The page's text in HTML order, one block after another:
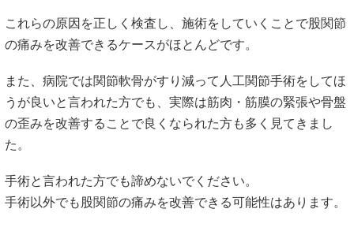
これらの原因を正しく検査し、施術をしていくことで股関節
の痛みを改善できるケースがほとんどです。
また、病院では関節軟骨がすり減って人工関節手術をしてほ
うが良いと言われた方でも、実際は筋肉・筋膜の緊張や骨盤
の歪みを改善することで良くなられた方も多く見てきまし
た。
手術と言われた方でも諦めないでください。
手術以外でも股関節の痛みを改善できる可能性はあります。